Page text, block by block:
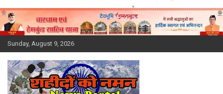
Skip
to
content
Sunday, August 9, 2026